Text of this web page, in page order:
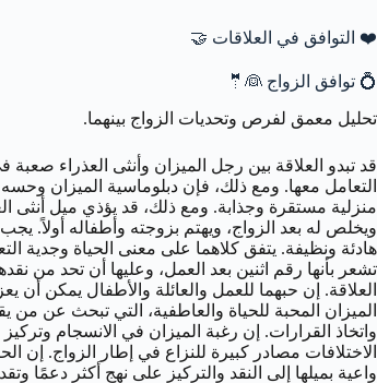
❤️ التوافق في العلاقات 🤝
💍 توافق الزواج 👰🤵
تحليل معمق لفرص وتحديات الزواج بينهما.
قد تبدو العلاقة بين رجل الميزان وأنثى العذراء صعبة
التعامل معها. ومع ذلك، فإن دبلوماسية الميزان
منزلية مستقرة وجذابة. ومع ذلك، قد يؤذي ميل أنثى
ويخلص له بعد الزواج، ويهتم بزوجته وأطفاله أولاً.
هادئة ونظيفة. يتفق كلاهما على معنى الحياة وجدية
تشعر بأنها رقم اثنين بعد العمل، وعليها أن تحد من
العلاقة. إن حبهما للعمل والعائلة والأطفال يمكن
الميزان المحبة للحياة والعاطفية، التي تبحث عن من
واتخاذ القرارات. إن رغبة الميزان في الانسجام
الاختلافات مصادر كبيرة للنزاع في إطار الزواج. إن
واعية بميلها إلى النقد والتركيز على نهج أكثر دعمًا